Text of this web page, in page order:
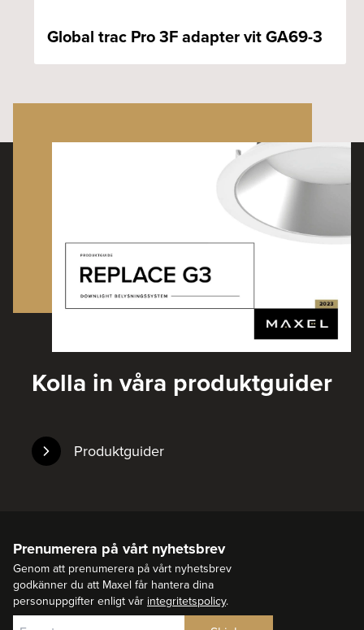
Global trac Pro 3F adapter vit GA69-3
Kolla in våra produktguider
Produktguider
Prenumerera på vårt nyhetsbrev
Genom att prenumerera på vårt nyhetsbrev
godkänner du att Maxel får hantera dina
personuppgifter enligt vår integritetspolicy.